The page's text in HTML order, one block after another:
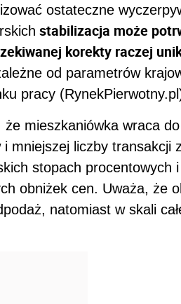
ostateczne
stabilizacja może
korekty raczej
od parametrów
pracy
mieszkaniówka wraca
mniejszej liczby transakcji
stopach procentowych i
obniżek cen. Uważa, że
natomiast w skali